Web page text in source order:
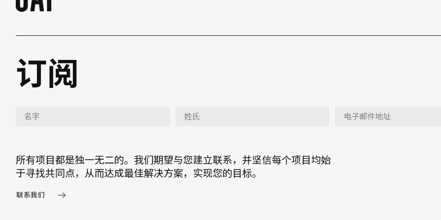
订阅
所有项目都是独一无二的。我们期望与您建立联系，并坚信每个项目均始
于寻找共同点，从而达成最佳解决方案，实现您的目标。
联系我们